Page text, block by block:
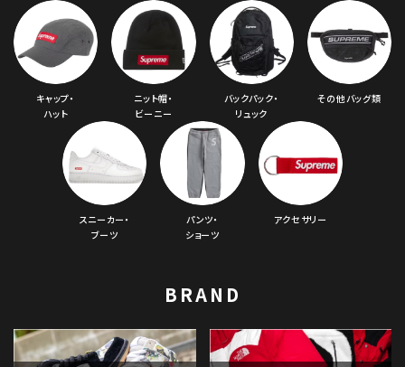
キャップ・
ハット
ニット帽・
ビーニー
バックパック・
リュック
その他バッグ類
スニーカー・
ブーツ
パンツ・
ショーツ
アクセサリー
BRAND